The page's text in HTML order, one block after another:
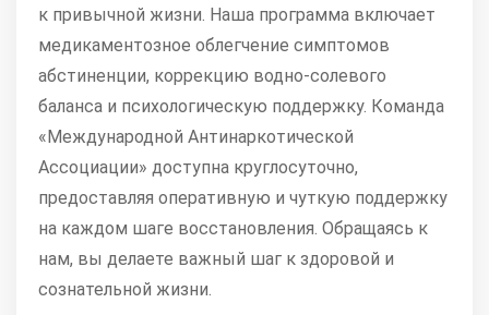
к привычной жизни. Наша программа включает
медикаментозное облегчение симптомов
абстиненции, коррекцию водно-солевого
баланса и психологическую поддержку. Команда
«Международной Антинаркотической
Ассоциации» доступна круглосуточно,
предоставляя оперативную и чуткую поддержку
на каждом шаге восстановления. Обращаясь к
нам, вы делаете важный шаг к здоровой и
сознательной жизни.